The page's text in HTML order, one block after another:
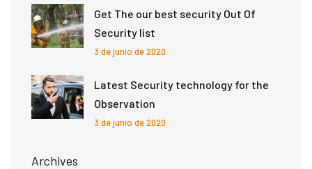
Get The our best security Out Of
Security list
3 de junio de 2020
Latest Security technology for the
Observation
3 de junio de 2020
Archives